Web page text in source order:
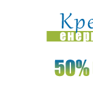
20:45:Vučić
na niv...
20:44:Fotelja
proti...
Ako